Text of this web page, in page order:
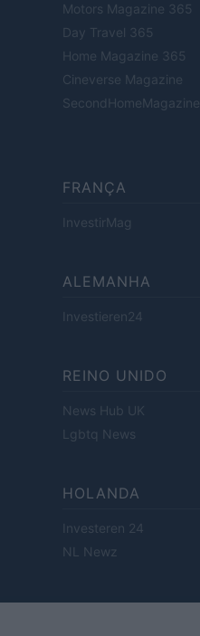
Motors Magazine 365
Day Travel 365
Home Magazine 365
Cineverse Magazine
SecondHomeMagazine
FRANÇA
InvestirMag
ALEMANHA
Investieren24
REINO UNIDO
News Hub UK
Lgbtq News
HOLANDA
Investeren 24
NL Newz